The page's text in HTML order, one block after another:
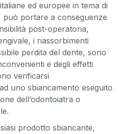
ed europee in tema di
può portare a conseguenze
post-operatoria,
i riassorbimenti
perdita del dente, sono
e degli effetti
verificarsi
uno sbiancamento eseguito
dell’odontoiatra o
prodotto sbiancante,